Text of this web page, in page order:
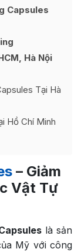
Capsules
Hà Nội
Tại Hà
Hồ Chí Minh
– Giảm
Vật Tự
là sản
Mỹ với công